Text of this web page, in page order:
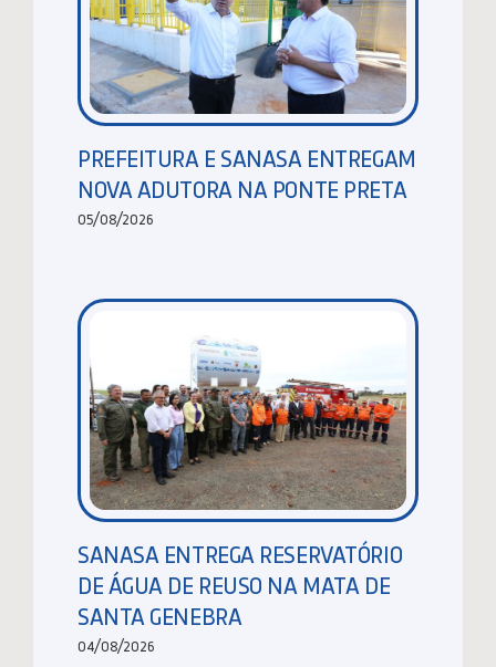
PREFEITURA E SANASA ENTREGAM
NOVA ADUTORA NA PONTE PRETA
05/08/2026
SANASA ENTREGA RESERVATÓRIO
DE ÁGUA DE REUSO NA MATA DE
SANTA GENEBRA
04/08/2026